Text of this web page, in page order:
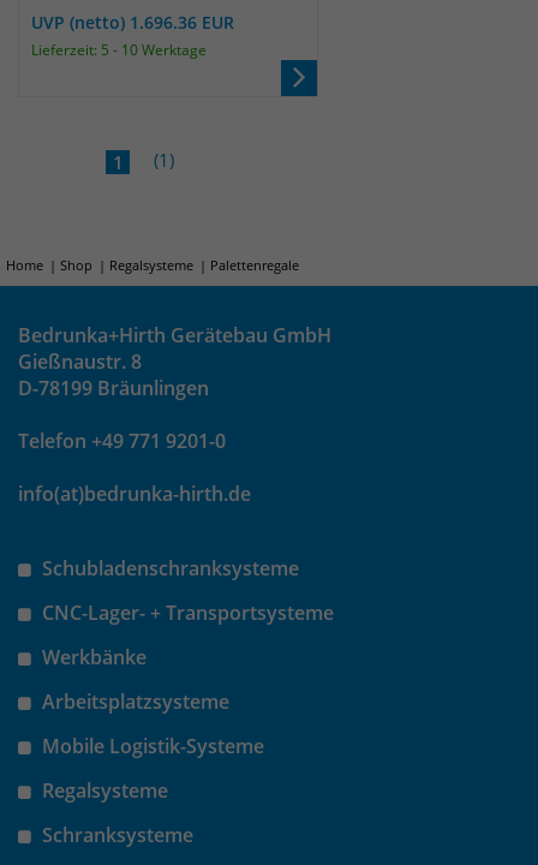
UVP (netto) 1.696.36 EUR
Lieferzeit: 5 - 10 Werktage
1 (1)
Home Shop Regalsysteme Palettenregale
Bedrunka+Hirth Gerätebau GmbH
Gießnaustr. 8
D-78199 Bräunlingen
Telefon +49 771 9201-0
info(at)bedrunka-hirth.de
Schubladenschranksysteme
CNC-Lager- + Transportsysteme
Werkbänke
Arbeitsplatzsysteme
Mobile Logistik-Systeme
Regalsysteme
Schranksysteme